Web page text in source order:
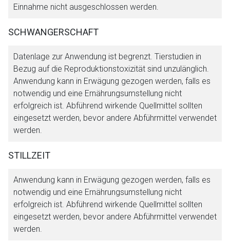
Einnahme nicht ausgeschlossen werden.
SCHWANGERSCHAFT
Datenlage zur Anwendung ist begrenzt. Tierstudien in
Bezug auf die Reproduktionstoxizität sind unzulänglich.
Anwendung kann in Erwägung gezogen werden, falls es
notwendig und eine Ernährungsumstellung nicht
erfolgreich ist. Abführend wirkende Quellmittel sollten
eingesetzt werden, bevor andere Abführmittel verwendet
werden.
STILLZEIT
Anwendung kann in Erwägung gezogen werden, falls es
notwendig und eine Ernährungsumstellung nicht
erfolgreich ist. Abführend wirkende Quellmittel sollten
eingesetzt werden, bevor andere Abführmittel verwendet
werden.